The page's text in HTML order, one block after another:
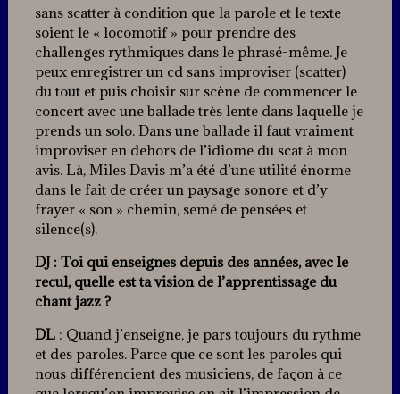
sans scatter à condition que la parole et le texte
soient le « locomotif » pour prendre des
challenges rythmiques dans le phrasé-même. Je
peux enregistrer un cd sans improviser (scatter)
du tout et puis choisir sur scène de commencer le
concert avec une ballade très lente dans laquelle je
prends un solo. Dans une ballade il faut vraiment
improviser en dehors de l’idiome du scat à mon
avis. Là, Miles Davis m’a été d’une utilité énorme
dans le fait de créer un paysage sonore et d’y
frayer « son » chemin, semé de pensées et
silence(s).
DJ : Toi qui enseignes depuis des années, avec le
recul, quelle est ta vision de l’apprentissage du
chant jazz ?
DL: Quand j’enseigne, je pars toujours du rythme
et des paroles. Parce que ce sont les paroles qui
nous différencient des musiciens, de façon à ce